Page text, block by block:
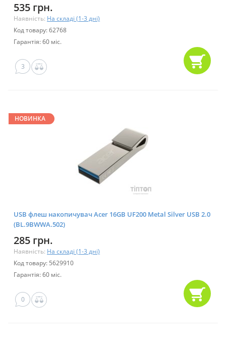
535 грн.
Наявність: На складі (1-3 дні)
Код товару: 62768
Гарантія: 60 міс.
3
НОВИНКА
USB флеш накопичувач Acer 16GB UF200 Metal Silver USB 2.0
(BL.9BWWA.502)
285 грн.
Наявність: На складі (1-3 дні)
Код товару: 5629910
Гарантія: 60 міс.
0